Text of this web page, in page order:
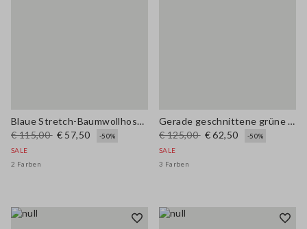
Blaue Stretch-Baumwollhose mit weitem Bein
€ 115,00 € 57,50
-50%
SALE
2 Farben
Gerade geschnittene grüne Baumwoll-Leinen-Mischhose mit normaler Passform
€ 125,00 € 62,50
-50%
SALE
3 Farben